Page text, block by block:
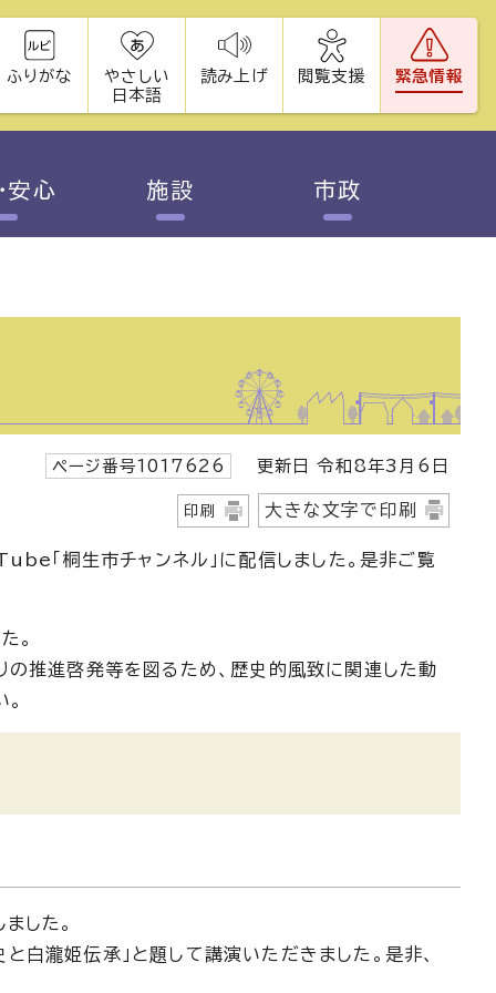
ふりがな
やさしい
日本語
読み上げ 閲覧支援 緊急情報
安心 施設 市政
ページ番号1017626 更新日 令和8年3月6日
印刷 大きな文字で印刷
「桐生市チャンネル」に配信しました。是非ご覧
。
の推進啓発等を図るため、歴史的風致に関連した動
した。
瀧姫伝承」と題して講演いただきました。是非、